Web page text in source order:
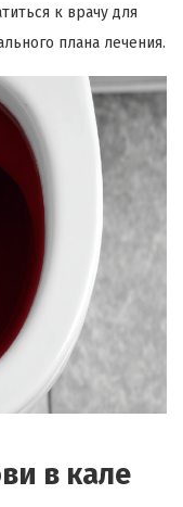
к врачу для
плана лечения.
в кале